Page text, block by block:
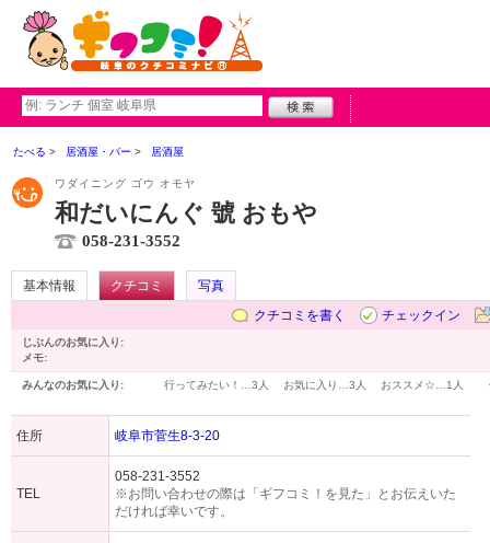
たべる 居酒屋・バー 居酒屋
ワダイニング ゴウ オモヤ
和だいにんぐ 號 おもや
058-231-3552
基本情報 クチコミ
写真
クチコミを書く
チェックイン
じぶんのお気に入り:
メモ:
みんなのお気に入り: 行ってみたい！… 3人 お気に入り… 3人 おススメ☆… 1人
住所 岐阜市菅生8-3-20
TEL
058-231-3552
※お問い合わせの際は「ギフコミ！を見た」とお伝えいた
だければ幸いです。